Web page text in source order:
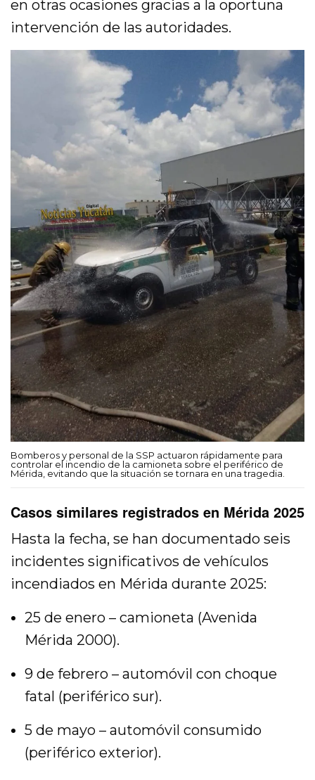
en otras ocasiones gracias a la oportuna
intervención de las autoridades.
Bomberos y personal de la SSP actuaron rápidamente para
controlar el incendio de la camioneta sobre el periférico de
Mérida, evitando que la situación se tornara en una tragedia.
Casos similares registrados en Mérida 2025
Hasta la fecha, se han documentado seis
incidentes significativos de vehículos
incendiados en Mérida durante 2025:
25 de enero – camioneta (Avenida
Mérida 2000).
9 de febrero – automóvil con choque
fatal (periférico sur).
5 de mayo – automóvil consumido
(periférico exterior).